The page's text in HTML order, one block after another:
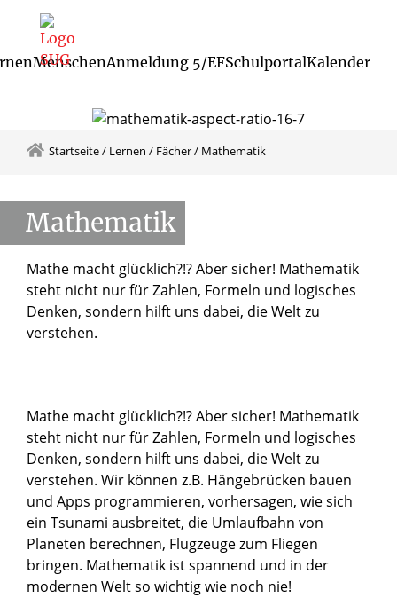
MenschenAnmeldung 5/EFSchulportalKalender
Startseite/ Lernen / Fächer/ Mathematik
Mathematik
Mathe macht glücklich?!? Aber sicher! Mathematik
steht nicht nur für Zahlen, Formeln und logisches
Denken, sondern hilft uns dabei, die Welt zu
verstehen.
Mathe macht glücklich?!? Aber sicher! Mathematik
steht nicht nur für Zahlen, Formeln und logisches
Denken, sondern hilft uns dabei, die Welt zu
verstehen. Wir können z.B. Hängebrücken bauen
und Apps programmieren, vorhersagen, wie sich
ein Tsunami ausbreitet, die Umlaufbahn von
Planeten berechnen, Flugzeuge zum Fliegen
bringen. Mathematik ist spannend und in der
modernen Welt so wichtig wie noch nie!